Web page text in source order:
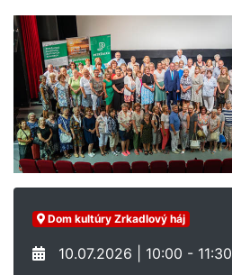
Dom kultúry Zrkadlový háj
10.07.2026 | 10:00 - 11:30